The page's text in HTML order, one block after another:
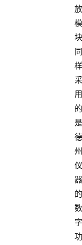
放
模
块
同
样
采
用
的
是
德
州
仪
器
的
数
字
功